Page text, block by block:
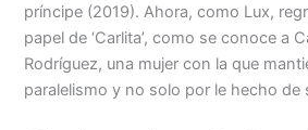
príncipe (2019). Ahora, como Lux,
papel de ‘Carlita’, como se conoce a
Rodríguez, una mujer con la que
paralelismo y no solo por le hecho de